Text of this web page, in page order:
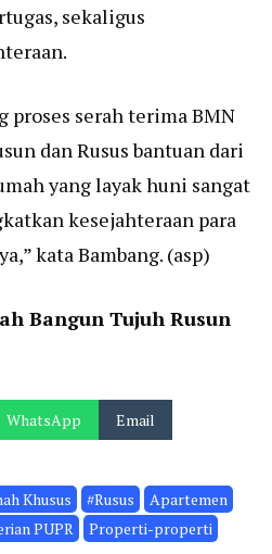
sekaligus
proses serah terima BMN
dan Rusus bantuan dari
yang layak huni sangat
kesejahteraan para
kata Bambang. (asp)
Bangun Tujuh Rusun
WhatsApp Email
Khusus #Rusus
Apartemen
PUPR
Properti-properti